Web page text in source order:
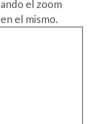
el zoom
el mismo.